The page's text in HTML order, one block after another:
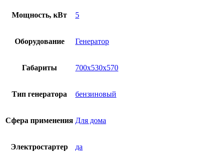
Мощность, кВт 5
Оборудование Генератор
Габариты 700х530х570
Тип генератора бензиновый
Сфера применения Для дома
Электростартер да